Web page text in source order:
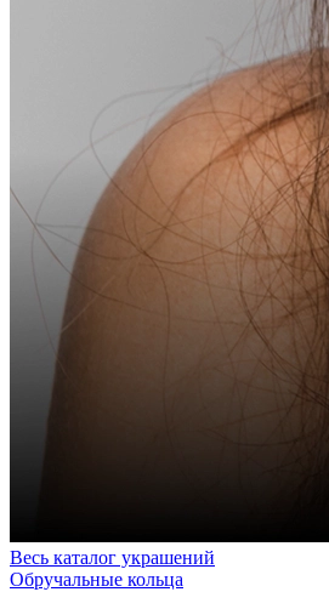
Весь каталог украшений
Обручальные кольца